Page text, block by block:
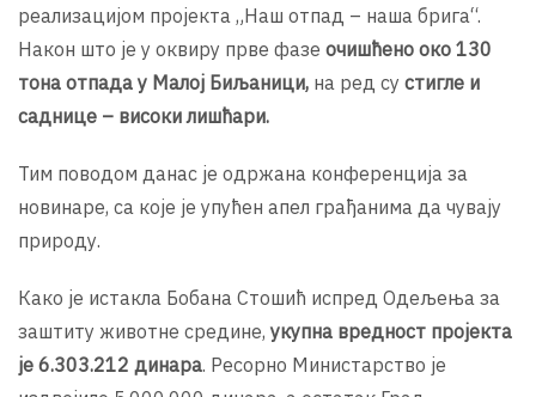
реализацијом пројекта „Наш отпад – наша брига“.
Након што је у оквиру прве фазе очишћено око 130
тона отпада у Малој Биљаници, на ред су стигле и
саднице – високи лишћари.
Тим поводом данас је одржана конференција за
новинаре, са које је упућен апел грађанима да чувају
природу.
Како је истакла Бобана Стошић испред Одељења за
заштиту животне средине, укупна вредност пројекта
је 6.303.212 динара. Ресорно Министарство је